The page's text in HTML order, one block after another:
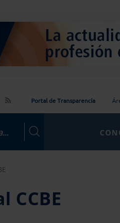
Portal de Transparencia
CCBE